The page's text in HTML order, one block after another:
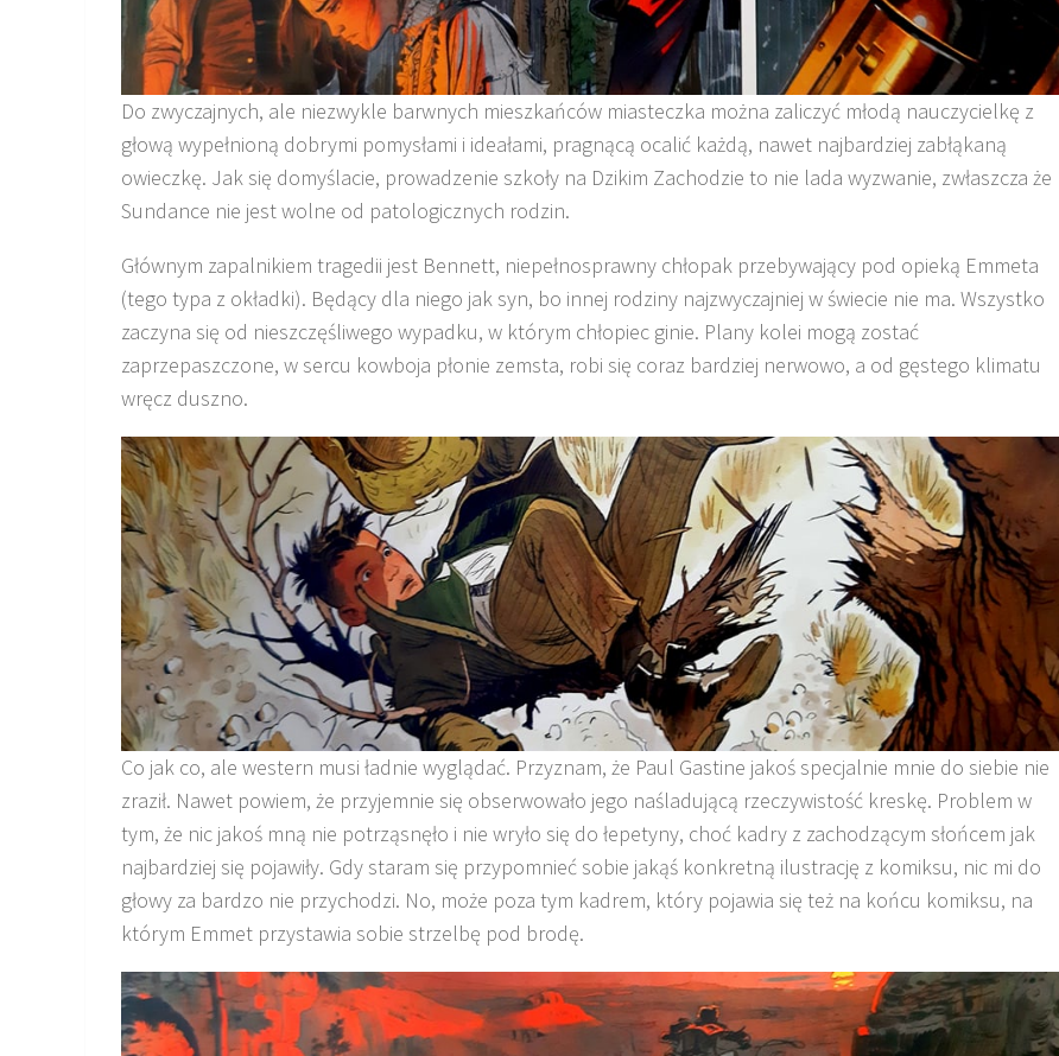
Do zwyczajnych, ale niezwykle barwnych mieszkańców miasteczka można zaliczyć młodą nauczycielkę z
głową wypełnioną dobrymi pomysłami i ideałami, pragnącą ocalić każdą, nawet najbardziej zabłąkaną
owieczkę. Jak się domyślacie, prowadzenie szkoły na Dzikim Zachodzie to nie lada wyzwanie, zwłaszcza że
Sundance nie jest wolne od patologicznych rodzin.
Głównym zapalnikiem tragedii jest Bennett, niepełnosprawny chłopak przebywający pod opieką Emmeta
(tego typa z okładki). Będący dla niego jak syn, bo innej rodziny najzwyczajniej w świecie nie ma. Wszystko
zaczyna się od nieszczęśliwego wypadku, w którym chłopiec ginie. Plany kolei mogą zostać
zaprzepaszczone, w sercu kowboja płonie zemsta, robi się coraz bardziej nerwowo, a od gęstego klimatu
wręcz duszno.
Co jak co, ale western musi ładnie wyglądać. Przyznam, że Paul Gastine jakoś specjalnie mnie do siebie nie
zraził. Nawet powiem, że przyjemnie się obserwowało jego naśladującą rzeczywistość kreskę. Problem w
tym, że nic jakoś mną nie potrząsnęło i nie wryło się do łepetyny, choć kadry z zachodzącym słońcem jak
najbardziej się pojawiły. Gdy staram się przypomnieć sobie jakąś konkretną ilustrację z komiksu, nic mi do
głowy za bardzo nie przychodzi. No, może poza tym kadrem, który pojawia się też na końcu komiksu, na
którym Emmet przystawia sobie strzelbę pod brodę.